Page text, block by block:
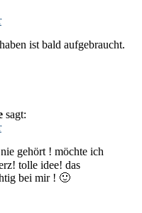
ist bald aufgebraucht.
sagt:
gehört ! möchte ich
tolle idee! das
bei mir ! 🙂